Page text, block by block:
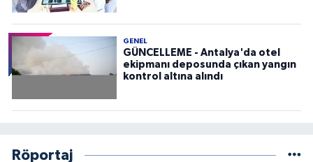
GENEL
GÜNCELLEME - Antalya'da otel
ekipmanı deposunda çıkan yangın
kontrol altına alındı
Röportaj